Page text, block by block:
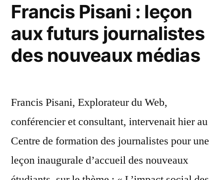
Francis Pisani : leçon
aux futurs journalistes
des nouveaux médias
Francis Pisani, Explorateur du Web,
conférencier et consultant, intervenait hier au
Centre de formation des journalistes pour une
leçon inaugurale d’accueil des nouveaux